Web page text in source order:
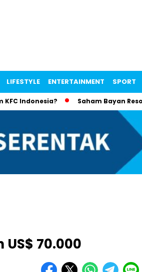
LIFESTYLE ENTERTAINMENT SPORT
Saham Bayan
70.000